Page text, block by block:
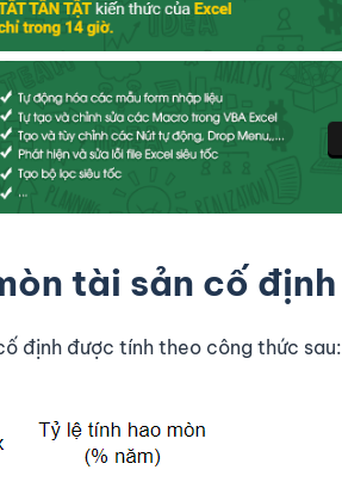
tài sản cố định
định được tính theo công thức sau: